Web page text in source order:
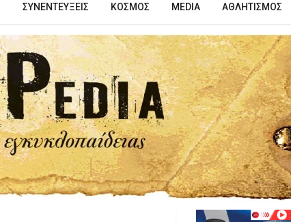
ΣΥΝΕΝΤΕΎΞΕΙΣ ΚΌΣΜΟΣ MEDIA ΑΘΛΗΤΙΣΜΌΣ